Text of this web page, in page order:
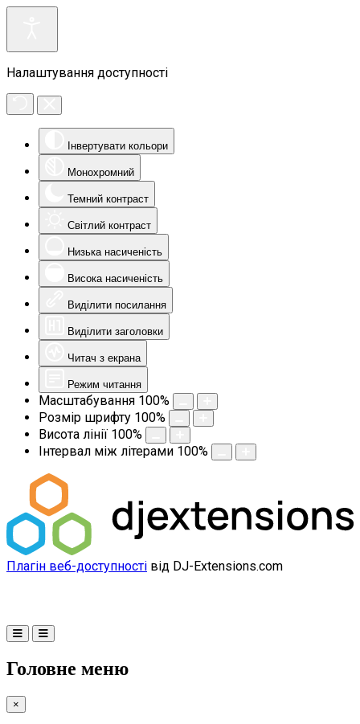
Налаштування доступності
Інвертувати кольори
Монохромний
Темний контраст
Світлий контраст
Низька насиченість
Висока насиченість
Виділити посилання
Виділити заголовки
Читач з екрана
Режим читання
Масштабування 100%
Розмір шрифту 100%
Висота лінії 100%
Інтервал між літерами 100%
Плагін веб-доступності від DJ-Extensions.com
Головне меню
×